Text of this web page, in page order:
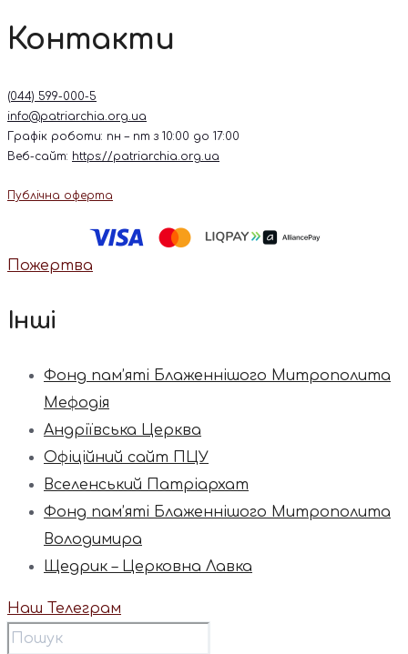
Контакти
(044) 599-000-5
info@patriarchia.org.ua
Графік роботи: пн – пт з 10:00 до 17:00
Веб-сайт: https://patriarchia.org.ua
Публічна оферта
Пожертва
Інші
Фонд пам’яті Блаженнішого Митрополита
Мефодія
Андріївська Церква
Офіційний сайт ПЦУ
Вселенський Патріархат
Фонд пам’яті Блаженнішого Митрополита
Володимира
Щедрик – Церковна Лавка
Наш Телеграм